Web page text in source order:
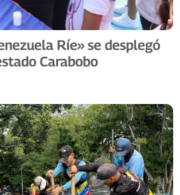
Ríe» se desplegó
Carabobo